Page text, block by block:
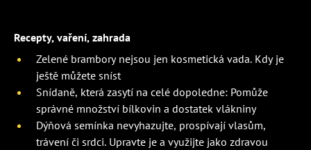
Recepty, vaření, zahrada
Zelené brambory nejsou jen kosmetická vada. Kdy je
ještě můžete sníst
Snídaně, která zasytí na celé dopoledne: Pomůže
správné množství bílkovin a dostatek vlákniny
Dýňová semínka nevyhazujte, prospívají vlasům,
trávení či srdci. Upravte je a využijte jako zdravou